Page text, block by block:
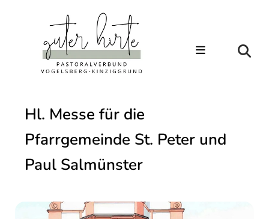
Hl. Messe für die
Pfarrgemeinde St. Peter und
Paul Salmünster